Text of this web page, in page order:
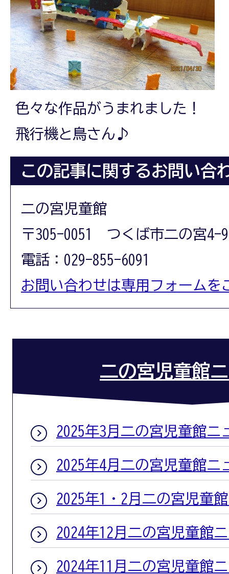
色々な作品がうまれました！
飛行機と鳥さん♪
この記事に関するお問い合
二の宮児童館
〒305-0051 つくば市二の宮4-
電話：029-855-6091
お問い合わせは専用フォームを
二の宮児童館
2025年3月二の宮児童館ニ
2025年4月二の宮児童館ニ
2025年1・2月二の宮児童
2024年12月二の宮児童館
2024年11月二の宮児童館